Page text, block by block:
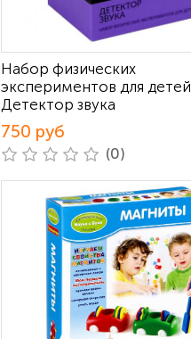
Набор физических
экспериментов для детей
Детектор звука
750 руб
(0)